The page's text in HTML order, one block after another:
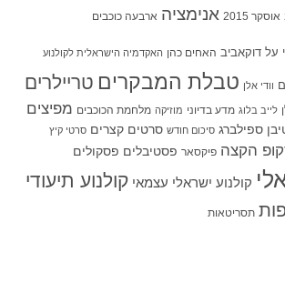
אוסקר 2015 אנימציה ארבעה כוכבים
על דוקאביב האחים כהן האקדמיה הישראלית לקולנוע
וודי אלן טבלת המבקרים טריילרים
לייב בלוג מדע בדיוני מוזיקה מלחמת הכוכבים מפיצים
ספילברג סיכום חודש סרטים קצרים סרטי קיץ
הקצה פיקסאר פסטיבלים פסקולים
קולנוע ישראלי עצמאי קולנוע תיעודי
תסריטאות